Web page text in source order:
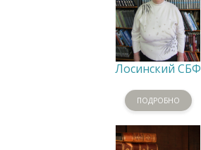
Лосинский СБФ
ПОДРОБНО